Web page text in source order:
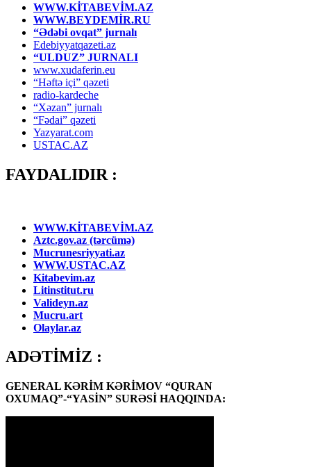
WWW.KİTABEVİM.AZ
WWW.BEYDEMİR.RU
“Ədəbi ovqat” jurnalı
Edebiyyatqazeti.az
“ULDUZ” JURNALI
www.xudaferin.eu
“Həftə içi” qəzeti
radio-kardeche
“Xəzan” jurnalı
“Fədai” qəzeti
Yazyarat.com
USTAC.AZ
FAYDALIDIR :
WWW.KİTABEVİM.AZ
Aztc.gov.az (tərcümə)
Mucrunesriyyati.az
WWW.USTAC.AZ
Kitabevim.az
Litinstitut.ru
Valideyn.az
Mucru.art
Olaylar.az
ADƏTİMİZ :
GENERAL KƏRİM KƏRİMOV “QURAN
OXUMAQ”-“YASİN” SURƏSİ HAQQINDA: